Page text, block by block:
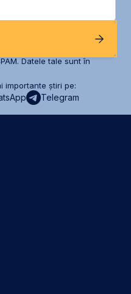
Datele tale sunt în
importante știri pe:
Telegram